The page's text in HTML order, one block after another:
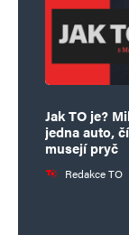
Jak TO je?
jedna auto,
musejí pryč
Redakce TO